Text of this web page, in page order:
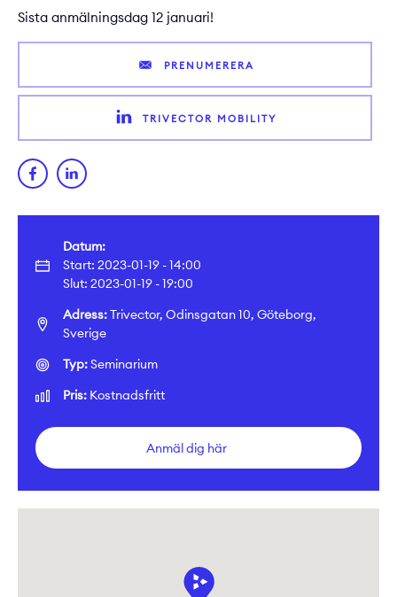
Datum:
Start: 2023-01-19 - 14:00
Slut: 2023-01-19 - 19:00
Adress:Trivector, Odinsgatan 10, Göteborg,
Sverige
Typ:Seminarium
Pris: Kostnadsfritt
Anmäl dig här
Sista anmälningsdag 12 januari!
PRENUMERERA
TRIVECTOR MOBILITY